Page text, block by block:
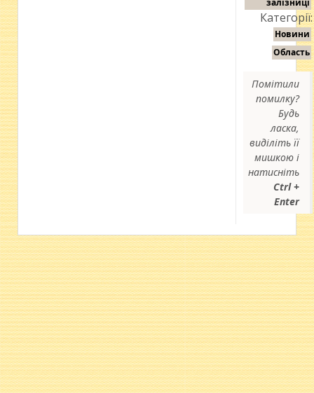
залізниці
Категорії:
Новини
Область
Помітили
помилку?
Будь
ласка,
виділіть її
мишкою і
натисніть
Ctrl +
Enter